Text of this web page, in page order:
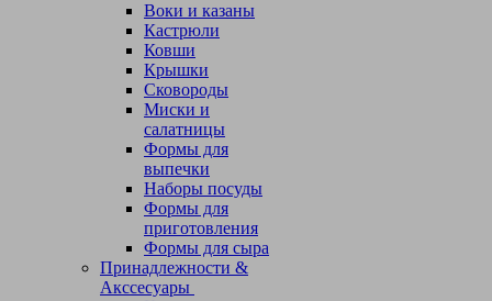
Воки и казаны
Кастрюли
Ковши
Крышки
Сковороды
Миски и
салатницы
Формы для
выпечки
Наборы посуды
Формы для
приготовления
Формы для сыра
Принадлежности &
Акссесуары